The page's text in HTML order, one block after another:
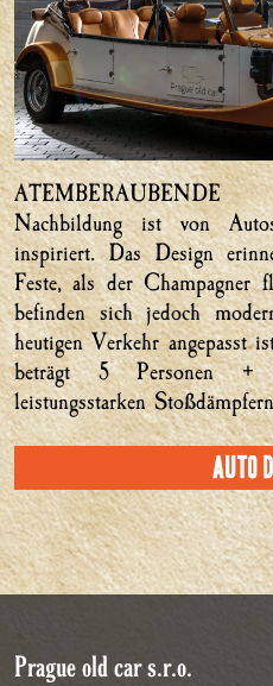
Nachbildung ist von
inspiriert. Das Design
Feste, als der Champagner
befinden sich jedoch
heutigen Verkehr angepasst
beträgt 5 Personen +
leistungsstarken
Auto
Prague old car s.r.o.